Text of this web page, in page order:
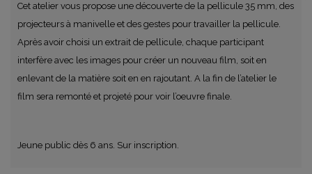
Cet atelier vous propose une découverte de la pellicule 35 mm, des
projecteurs à manivelle et des gestes pour travailler la pellicule.
Après avoir choisi un extrait de pellicule, chaque participant
interfère avec les images pour créer un nouveau film, soit en
enlevant de la matière soit en en rajoutant. A la fin de l’atelier le
film sera remonté et projeté pour voir l’oeuvre finale.
Jeune public dès 6 ans. Sur inscription.